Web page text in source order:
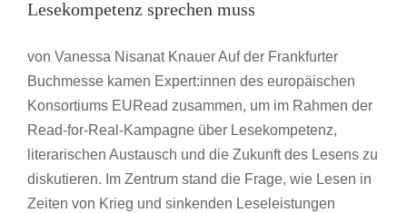
Lesekompetenz sprechen muss
von Vanessa Nisanat Knauer Auf der Frankfurter
Buchmesse kamen Expert:innen des europäischen
Konsortiums EURead zusammen, um im Rahmen der
Read-for-Real-Kampagne über Lesekompetenz,
literarischen Austausch und die Zukunft des Lesens zu
diskutieren. Im Zentrum stand die Frage, wie Lesen in
Zeiten von Krieg und sinkenden Leseleistungen